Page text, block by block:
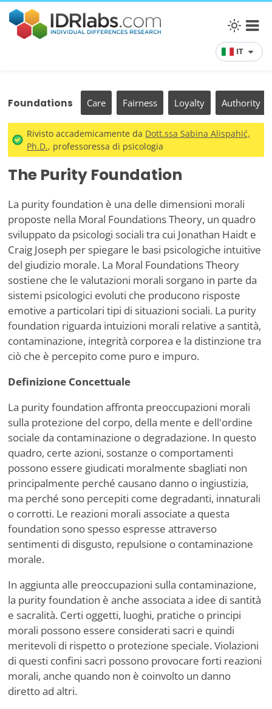
IT
Foundations Care Fairness Loyalty Authority
Rivisto accademicamente da Dott.ssa Sabina Alispahić,
Ph.D., professoressa di psicologia
The Purity Foundation
La purity foundation è una delle dimensioni morali
proposte nella Moral Foundations Theory, un quadro
sviluppato da psicologi sociali tra cui Jonathan Haidt e
Craig Joseph per spiegare le basi psicologiche intuitive
del giudizio morale. La Moral Foundations Theory
sostiene che le valutazioni morali sorgano in parte da
sistemi psicologici evoluti che producono risposte
emotive a particolari tipi di situazioni sociali. La purity
foundation riguarda intuizioni morali relative a santità,
contaminazione, integrità corporea e la distinzione tra
ciò che è percepito come puro e impuro.
Definizione Concettuale
La purity foundation affronta preoccupazioni morali
sulla protezione del corpo, della mente e dell'ordine
sociale da contaminazione o degradazione. In questo
quadro, certe azioni, sostanze o comportamenti
possono essere giudicati moralmente sbagliati non
principalmente perché causano danno o ingiustizia,
ma perché sono percepiti come degradanti, innaturali
o corrotti. Le reazioni morali associate a questa
foundation sono spesso espresse attraverso
sentimenti di disgusto, repulsione o contaminazione
morale.
In aggiunta alle preoccupazioni sulla contaminazione,
la purity foundation è anche associata a idee di santità
e sacralità. Certi oggetti, luoghi, pratiche o principi
morali possono essere considerati sacri e quindi
meritevoli di rispetto o protezione speciale. Violazioni
di questi confini sacri possono provocare forti reazioni
morali, anche quando non è coinvolto un danno
diretto ad altri.